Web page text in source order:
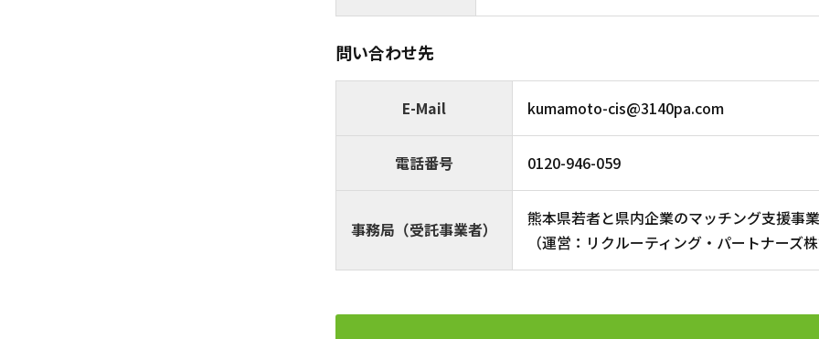
問い合わせ先
E-Mail kumamoto-cis@3140pa.com
電話番号 0120-946-059
事務局 （受託事業者）
熊本県若者と県内企業のマッチング支援事
（運営：リクルーティング・パートナーズ株